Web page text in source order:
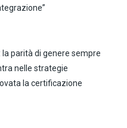
la parità di genere sempre
nelle strategie
la certificazione